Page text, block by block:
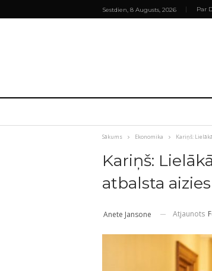
Sestdien, 8 Augusts, 2026 Par
Sākums Ekonomika Kariņš:
Kariņš:
atbalsta
Anete Jansone Atjaunots